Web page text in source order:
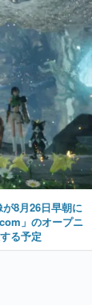
8月26日早朝に
」のオープニ
る予定